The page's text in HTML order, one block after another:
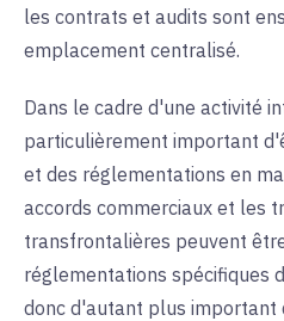
les contrats et audits sont
emplacement centralisé.
Dans le cadre d'une activité
particulièrement important
et des réglementations en
accords commerciaux et les
transfrontalières peuvent
réglementations spécifiques
donc d'autant plus important